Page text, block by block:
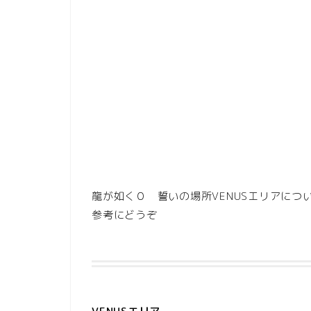
龍が如く０ 誓いの場所VENUSエリアにつ
参考にどうぞ